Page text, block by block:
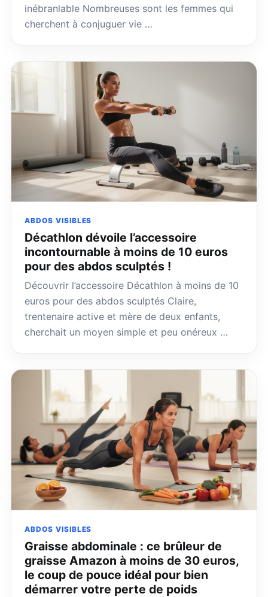
inébranlable Nombreuses sont les femmes qui
cherchent à conjuguer vie …
ABDOS VISIBLES
Décathlon dévoile l’accessoire
incontournable à moins de 10 euros
pour des abdos sculptés !
Découvrir l’accessoire Décathlon à moins de 10
euros pour des abdos sculptés Claire,
trentenaire active et mère de deux enfants,
cherchait un moyen simple et peu onéreux …
ABDOS VISIBLES
Graisse abdominale : ce brûleur de
graisse Amazon à moins de 30 euros,
le coup de pouce idéal pour bien
démarrer votre perte de poids